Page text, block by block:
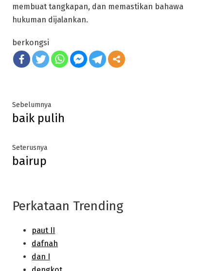
membuat tangkapan, dan memastikan bahawa
hukuman dijalankan.
berkongsi
Post
navigation
SebelumnyaPrevious
post:
baik pulih
SeterusnyaNext
bairup
Perkataan Trending